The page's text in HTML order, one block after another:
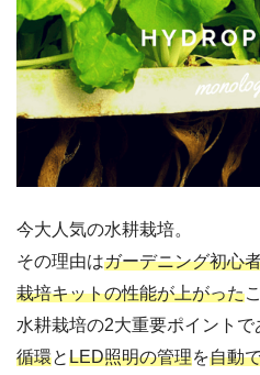
今大人気の水耕栽培。
その理由はガーデニング初心
栽培キットの性能が上がった
水耕栽培の2大重要ポイント
循環とLED照明の管理を自動